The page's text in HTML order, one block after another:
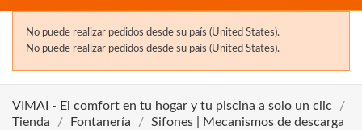
No puede realizar pedidos desde su país (United States).
No puede realizar pedidos desde su país (United States).
VIMAI - El comfort en tu hogar y tu piscina a solo un clic
Tienda
Fontanería
Sifones | Mecanismos de descarga